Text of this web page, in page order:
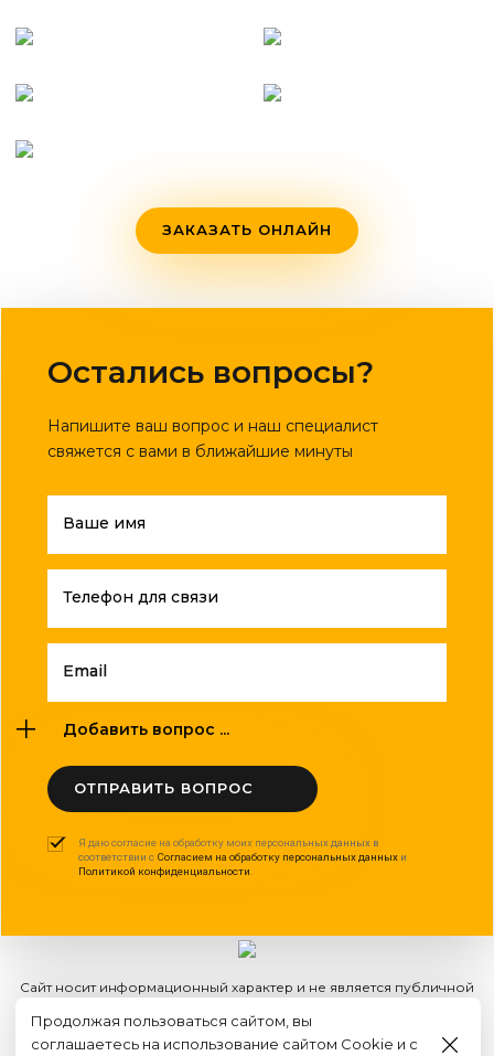
ЗАКАЗАТЬ ОНЛАЙН
Остались вопросы?
Напишите ваш вопрос и наш специалист
свяжется с вами в ближайшие минуты
Ваше имя
Телефон для связи
Email
Добавить вопрос ...
ОТПРАВИТЬ ВОПРОС
Я даю согласие на обработку моих персональных данных в
соответствии с Согласием на обработку персональных данных и
Политикой конфиденциальности
Сайт носит информационный характер и не является публичной
2015 - 2026г. © ООО "Оптполиграф".
Продолжая пользоваться сайтом, вы
соглашаетесь на использование сайтом Cookie и с